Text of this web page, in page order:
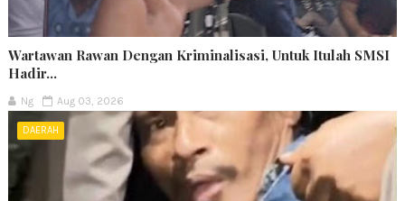
Wartawan Rawan Dengan Kriminalisasi, Untuk Itulah SMSI
Hadir...
Ng Aug 03, 2026
DAERAH